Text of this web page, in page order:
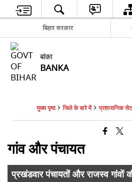
बिहार सरकार
बांका
BANKA
मुख्य पृष्ठ जिले के बारे में प्रशासनिक
गांव और पंचायत
प्रखंडवार पंचायतों और राजस्व गांवों